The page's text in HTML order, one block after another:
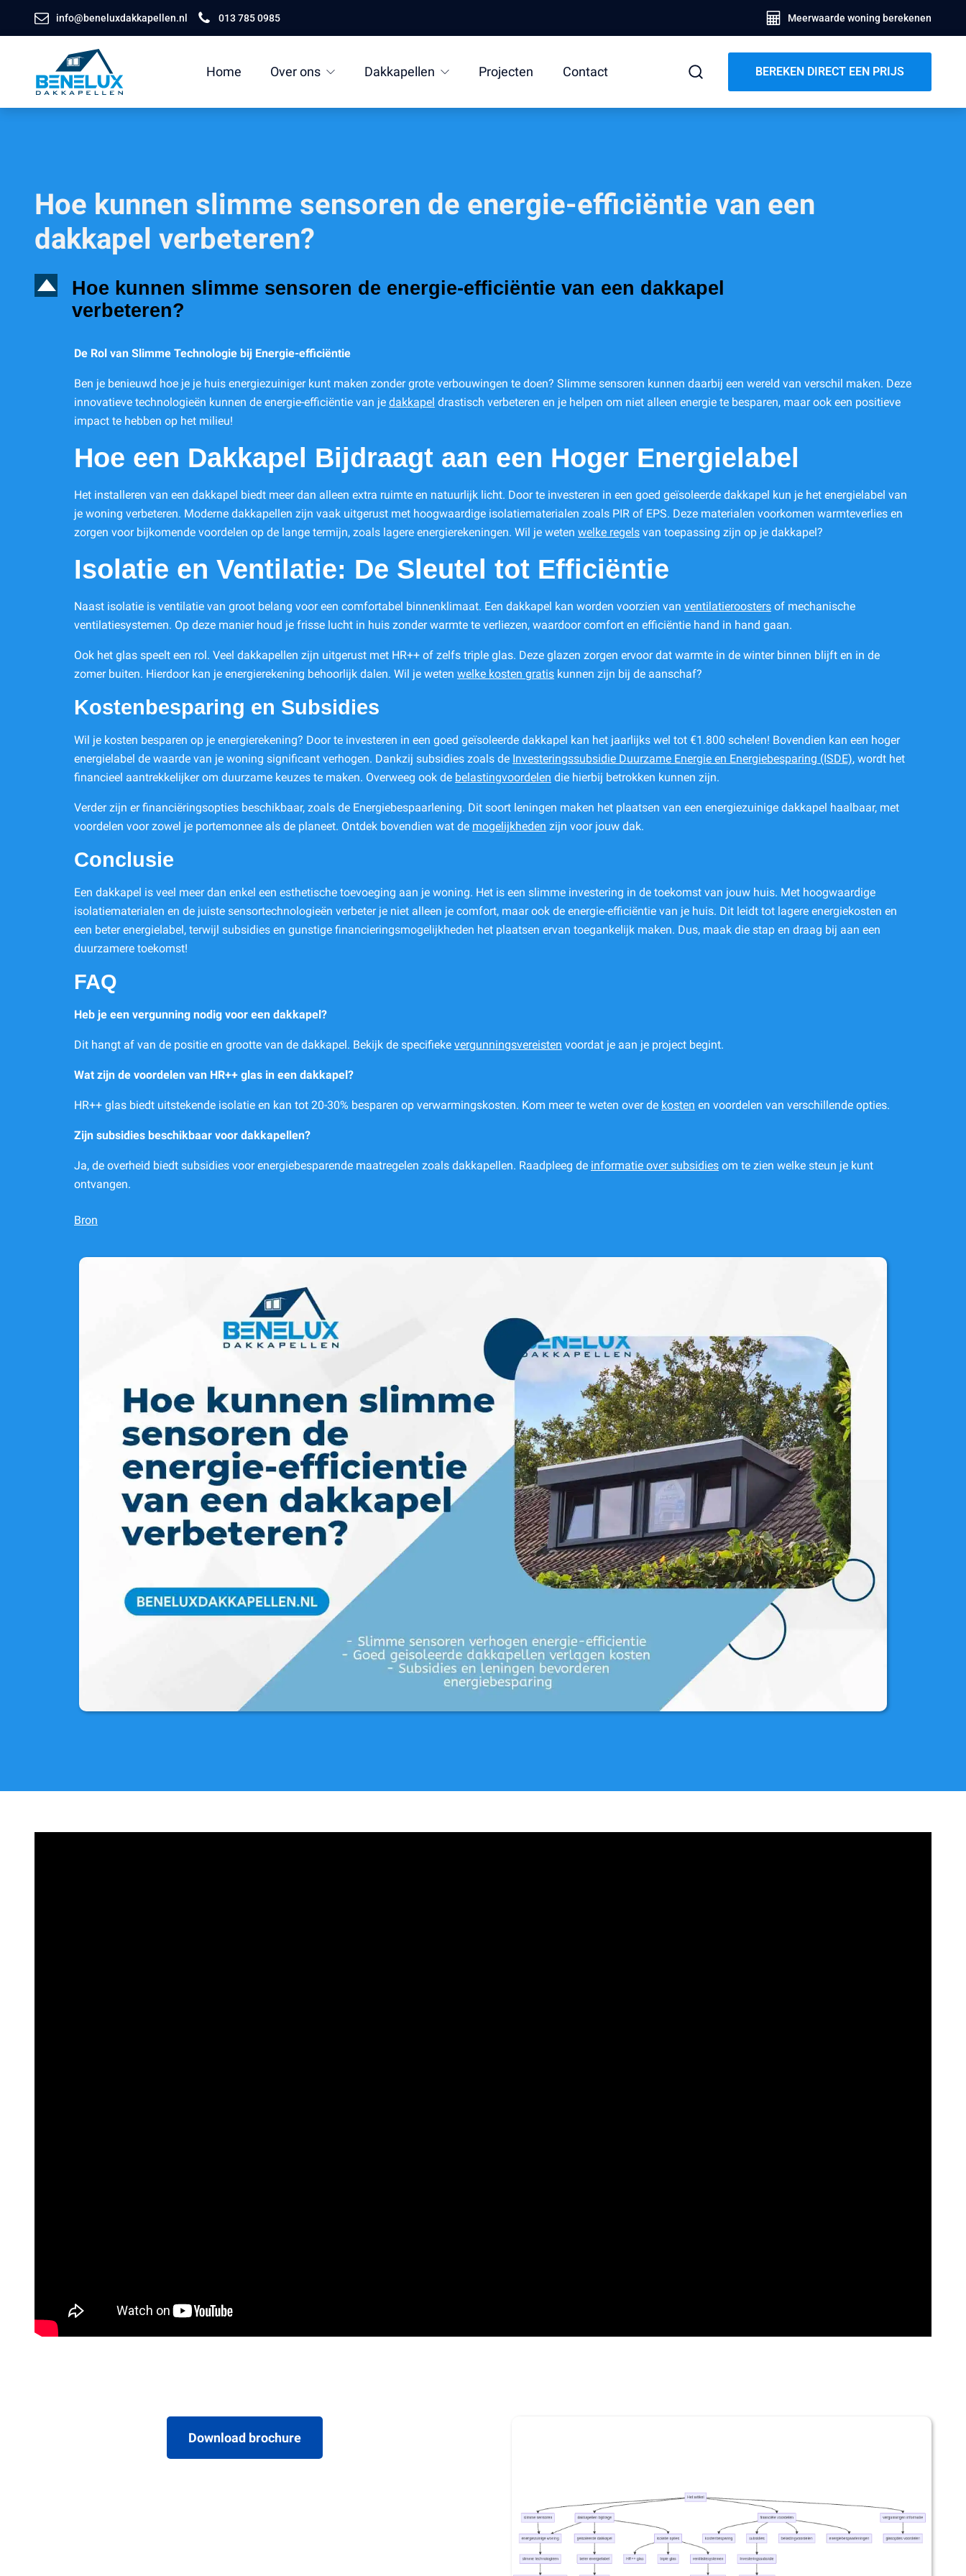
info@beneluxdakkapellen.nl 013 785 0985 Meerwaarde woning berekenen
Home Over ons Dakkapellen Projecten Contact BEREKEN DIRECT EEN PRIJS
Hoe kunnen slimme sensoren de energie-efficiëntie van een
dakkapel verbeteren?
D
Hoe kunnen slimme sensoren de energie-efficiëntie van een dakkapel
verbeteren?
De Rol van Slimme Technologie bij Energie-efficiëntie
Ben je benieuwd hoe je je huis energiezuiniger kunt maken zonder grote verbouwingen te doen? Slimme sensoren kunnen daarbij een wereld van verschil maken. Deze
innovatieve technologieën kunnen de energie-efficiëntie van je dakkapel drastisch verbeteren en je helpen om niet alleen energie te besparen, maar ook een positieve
impact te hebben op het milieu!
Hoe een Dakkapel Bijdraagt aan een Hoger Energielabel
Het installeren van een dakkapel biedt meer dan alleen extra ruimte en natuurlijk licht. Door te investeren in een goed geïsoleerde dakkapel kun je het energielabel van
je woning verbeteren. Moderne dakkapellen zijn vaak uitgerust met hoogwaardige isolatiematerialen zoals PIR of EPS. Deze materialen voorkomen warmteverlies en
zorgen voor bijkomende voordelen op de lange termijn, zoals lagere energierekeningen. Wil je weten welke regels van toepassing zijn op je dakkapel?
Isolatie en Ventilatie: De Sleutel tot Efficiëntie
Naast isolatie is ventilatie van groot belang voor een comfortabel binnenklimaat. Een dakkapel kan worden voorzien van ventilatieroosters of mechanische
ventilatiesystemen. Op deze manier houd je frisse lucht in huis zonder warmte te verliezen, waardoor comfort en efficiëntie hand in hand gaan.
Ook het glas speelt een rol. Veel dakkapellen zijn uitgerust met HR++ of zelfs triple glas. Deze glazen zorgen ervoor dat warmte in de winter binnen blijft en in de
zomer buiten. Hierdoor kan je energierekening behoorlijk dalen. Wil je weten welke kosten gratis kunnen zijn bij de aanschaf?
Kostenbesparing en Subsidies
Wil je kosten besparen op je energierekening? Door te investeren in een goed geïsoleerde dakkapel kan het jaarlijks wel tot €1.800 schelen! Bovendien kan een hoger
energielabel de waarde van je woning significant verhogen. Dankzij subsidies zoals de Investeringssubsidie Duurzame Energie en Energiebesparing (ISDE), wordt het
financieel aantrekkelijker om duurzame keuzes te maken. Overweeg ook de belastingvoordelen die hierbij betrokken kunnen zijn.
Verder zijn er financiëringsopties beschikbaar, zoals de Energiebespaarlening. Dit soort leningen maken het plaatsen van een energiezuinige dakkapel haalbaar, met
voordelen voor zowel je portemonnee als de planeet. Ontdek bovendien wat de mogelijkheden zijn voor jouw dak.
Conclusie
Een dakkapel is veel meer dan enkel een esthetische toevoeging aan je woning. Het is een slimme investering in de toekomst van jouw huis. Met hoogwaardige
isolatiematerialen en de juiste sensortechnologieën verbeter je niet alleen je comfort, maar ook de energie-efficiëntie van je huis. Dit leidt tot lagere energiekosten en
een beter energielabel, terwijl subsidies en gunstige financieringsmogelijkheden het plaatsen ervan toegankelijk maken. Dus, maak die stap en draag bij aan een
duurzamere toekomst!
FAQ
Heb je een vergunning nodig voor een dakkapel?
Dit hangt af van de positie en grootte van de dakkapel. Bekijk de specifieke vergunningsvereisten voordat je aan je project begint.
Wat zijn de voordelen van HR++ glas in een dakkapel?
HR++ glas biedt uitstekende isolatie en kan tot 20-30% besparen op verwarmingskosten. Kom meer te weten over de kosten en voordelen van verschillende opties.
Zijn subsidies beschikbaar voor dakkapellen?
Ja, de overheid biedt subsidies voor energiebesparende maatregelen zoals dakkapellen. Raadpleeg de informatie over subsidies om te zien welke steun je kunt
ontvangen.
Bron
Download brochure